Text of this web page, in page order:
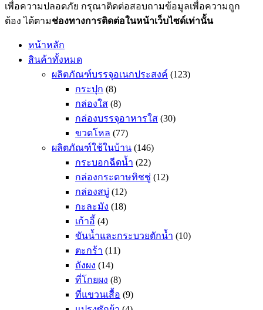
เพื่อความปลอดภัย กรุณาติดต่อสอบถามข้อมูลเพื่อความถูก
ต้อง ได้ตามช่องทางการติดต่อในหน้าเว็บไซด์เท่านั้น
หน้าหลัก
สินค้าทั้งหมด
ผลิตภัณฑ์บรรจุอเนกประสงค์ (123)
กระปุก (8)
กล่องใส (8)
กล่องบรรจุอาหารใส (30)
ขวดโหล (77)
ผลิตภัณฑ์ใช้ในบ้าน (146)
กระบอกฉีดน้ำ (22)
กล่องกระดาษทิชชู่ (12)
กล่องสบู่ (12)
กะละมัง (18)
เก้าอี้ (4)
ขันน้ำและกระบวยตักน้ำ (10)
ตะกร้า (11)
ถังผง (14)
ที่โกยผง (8)
ที่แขวนเสื้อ (9)